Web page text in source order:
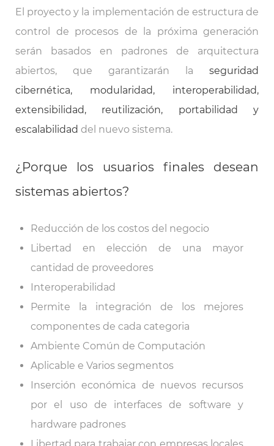
El proyecto y la implementación de estructura de
control de procesos de la próxima generación
serán basados en padrones de arquitectura
abiertos, que garantizarán la seguridad
cibernética, modularidad, interoperabilidad,
extensibilidad, reutilización, portabilidad y
escalabilidad del nuevo sistema.
¿Porque los usuarios finales desean
sistemas abiertos?
Reducción de los costos del negocio
Libertad en elección de una mayor
cantidad de proveedores
Interoperabilidad
Permite la integración de los mejores
componentes de cada categoria
Ambiente Común de Computación
Aplicable e Varios segmentos
Inserción económica de nuevos recursos
por el uso de interfaces de software y
hardware padrones